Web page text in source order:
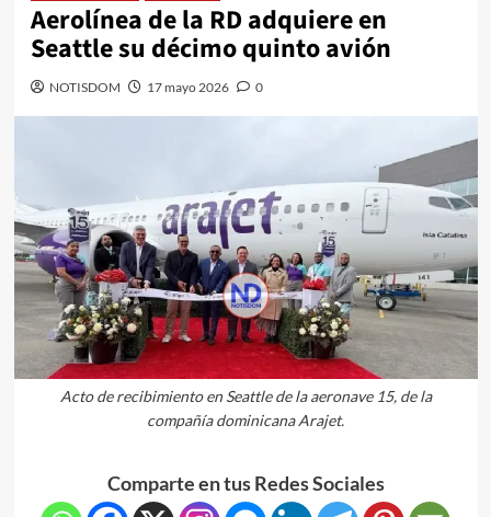
Aerolínea de la RD adquiere en
Seattle su décimo quinto avión
NOTISDOM 17 mayo 2026 0
Acto de recibimiento en Seattle de la aeronave 15, de la
compañía dominicana Arajet.
Comparte en tus Redes Sociales